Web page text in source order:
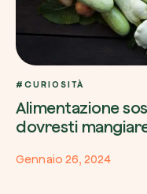
#CURIOSITÀ
Alimentazione
dovresti
Gennaio 26, 2024